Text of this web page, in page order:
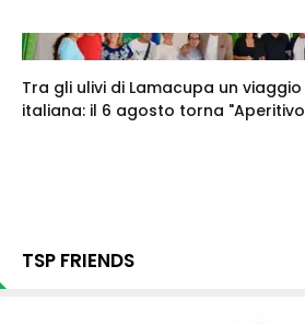
Tra gli ulivi di Lamacupa un
italiana: il 6 agosto torna
TSP FRIENDS